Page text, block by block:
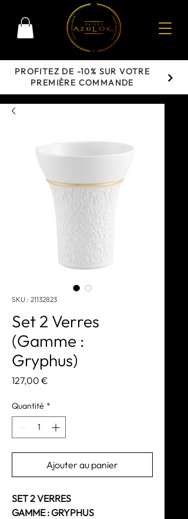
PROFITEZ DE -10% SUR VOTRE
PREMIÈRE COMMANDE
SKU : 21132823
Set 2 Verres
(Gamme :
Gryphus)
127,00 €
Quantité *
Ajouter au panier
SET 2 VERRES
GAMME : GRYPHUS